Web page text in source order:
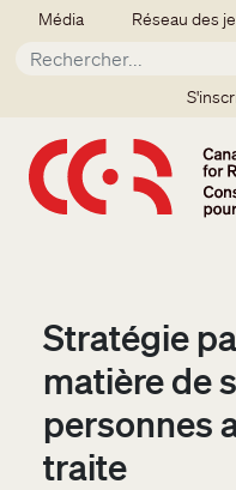
Aller au contenu principal
Secondary
Média Réseau des
Stratégie
matière de
personnes
traite